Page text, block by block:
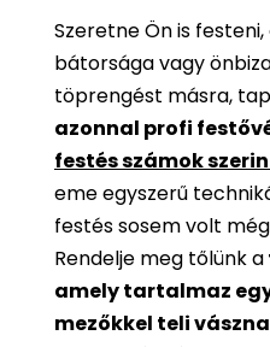
Szeretne Ön is
bátorsága vagy
töprengést másra,
azonnal profi
festés számok
eme egyszerű
festés sosem volt
Rendelje meg tőlünk a
amely tartalmaz
mezőkkel teli